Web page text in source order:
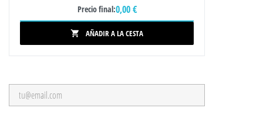
Precio final:0,00 €
 AÑADIR A LA CESTA